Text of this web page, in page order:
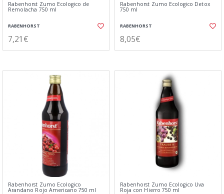
Rabenhorst Zumo Ecologico de
Remolacha 750 ml
RABENHORST
7,21€
Rabenhorst Zumo Ecologico Detox
750 ml
RABENHORST
8,05€
Rabenhorst Zumo Ecologico
Arandano Rojo Americano 750 ml
Rabenhorst Zumo Ecologico Uva
Roja con Hierro 750 ml